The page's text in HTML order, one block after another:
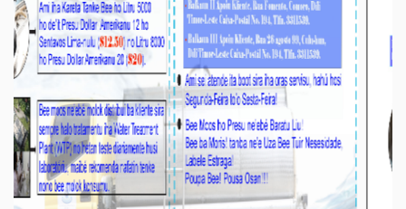
𝐁𝐓𝐋, 𝐄.𝐏 𝐒𝐞𝐥𝐞𝐛𝐫𝐚 𝐍𝐚𝐭𝐚́𝐥 𝐇𝐚𝐦𝐮𝐭𝐮𝐤 𝐧𝐨 𝐑𝐞𝐟𝐥𝐞𝐬𝐚𝐮𝐧 𝐡𝐨
𝐓𝐞𝐦𝐚 “𝑻𝒓𝒂𝒏𝒔𝒇𝒐𝒓𝒎𝒂 𝑫𝒆𝒛𝒂𝒇𝒊𝒖 𝒃𝒂 𝑺𝒖𝒔𝒆𝒔𝒖”